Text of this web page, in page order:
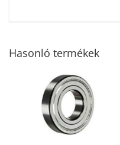
Hasonló termékek